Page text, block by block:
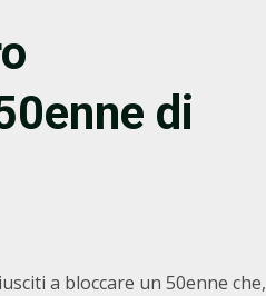
di
a bloccare un 50enne che,